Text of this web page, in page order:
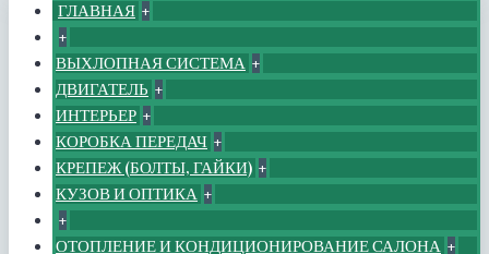
ГЛАВНАЯ +
+
ВЫХЛОПНАЯ СИСТЕМА +
ДВИГАТЕЛЬ +
ИНТЕРЬЕР +
КОРОБКА ПЕРЕДАЧ +
КРЕПЕЖ (БОЛТЫ, ГАЙКИ) +
КУЗОВ И ОПТИКА +
+
ОТОПЛЕНИЕ И КОНДИЦИОНИРОВАНИЕ САЛОНА +